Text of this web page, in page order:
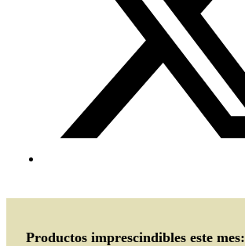
Productos imprescindibles este mes: